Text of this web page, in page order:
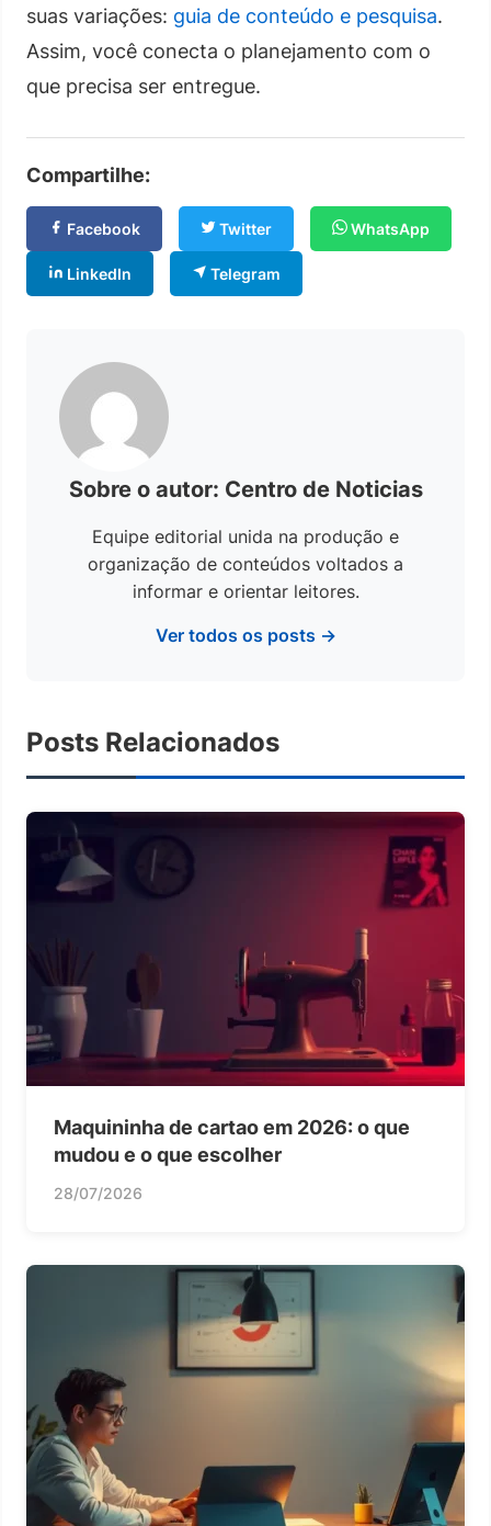
suas variações: guia de conteúdo e pesquisa.
Assim, você conecta o planejamento com o
que precisa ser entregue.
Compartilhe:
Facebook Twitter WhatsApp
LinkedIn Telegram
Sobre o autor: Centro de Noticias
Equipe editorial unida na produção e
organização de conteúdos voltados a
informar e orientar leitores.
Ver todos os posts →
Posts Relacionados
Maquininha de cartao em 2026: o que
mudou e o que escolher
28/07/2026